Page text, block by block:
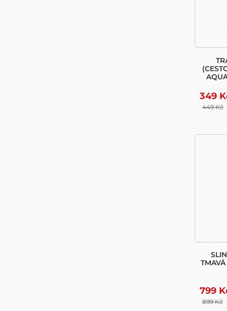
349
449 Kč
799
899 Kč